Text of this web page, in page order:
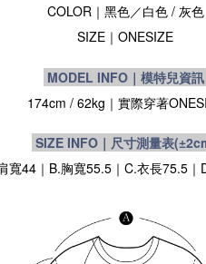
COLOR｜黑色／白色 / 灰色
SIZE ｜ONESIZE
MODEL INFO｜模特兒資訊
174cm / 62kg ｜實際穿著
SIZE INFO｜尺寸測量表
寬44｜B.胸寬55.5｜C.衣長75.5｜